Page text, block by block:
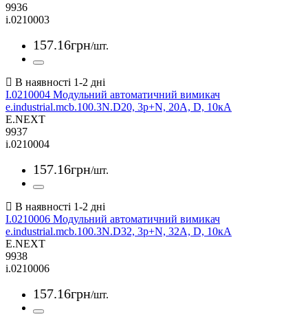
9936
i.0210003
157.16грн/шт.
I.0210004 Модульний автоматичний вимикач
e.industrial.mcb.100.3N.D20, 3р+N, 20А, D, 10кА
E.NEXT
9937
i.0210004
157.16грн/шт.
I.0210006 Модульний автоматичний вимикач
e.industrial.mcb.100.3N.D32, 3р+N, 32А, D, 10кА
E.NEXT
9938
i.0210006
157.16грн/шт.